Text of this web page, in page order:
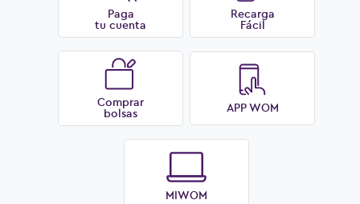
Paga
tu cuenta
Recarga
Fácil
Comprar
bolsas APP WOM
MIWOM